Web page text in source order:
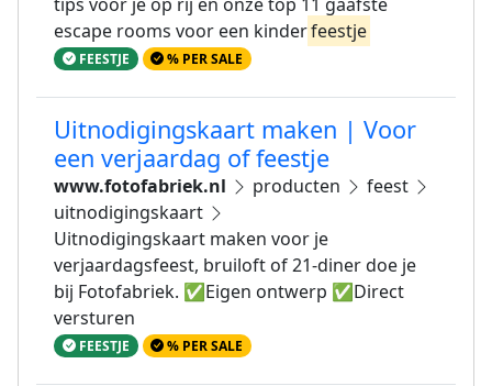
escape rooms voor een kinderfeestje
FEESTJE % PER SALE
Uitnodigingskaart maken | Voor
een verjaardag of feestje
www.fotofabriek.nl producten
feest
uitnodigingskaart
Uitnodigingskaart maken voor je
verjaardagsfeest, bruiloft of 21-diner doe je
bij Fotofabriek. ✅Eigen ontwerp ✅Direct
versturen
FEESTJE % PER SALE